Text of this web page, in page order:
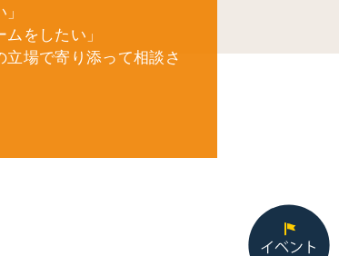
をしたい」
場で寄り添って相談さ